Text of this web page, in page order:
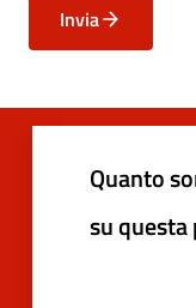
Invia
Quanto
su questa